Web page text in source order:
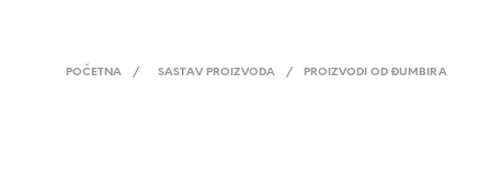
POČETNA / SASTAV PROIZVODA / PROIZVODI OD ĐUMBIRA